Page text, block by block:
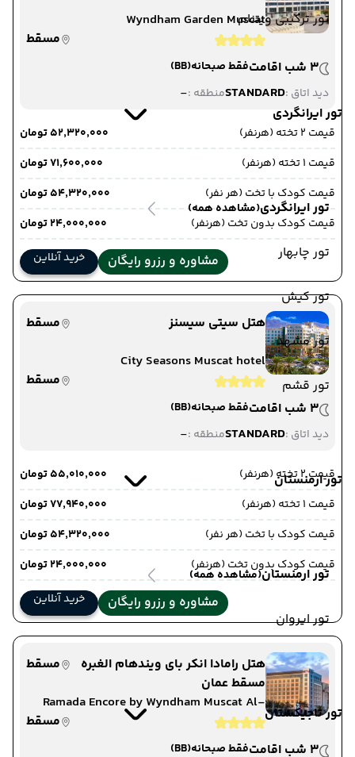
تور ترکیبی ویتنام
تور ایرانگردی
تور ایرانگردی(مشاهده همه)
تور چابهار
تور کیش
تور مشهد
تور قشم
تور ارمنستان
تور ارمنستان(مشاهده همه)
تور ایروان
تور تاجیکستان
Wyndham Garden Muscat
مسقط
3 شب اقامت
فقط صبحانه(BB)
دید اتاق :STANDARDمنطقه :-
قیمت 2 تخته (هرنفر)
۵۲٬۳۲۰٬۰۰۰ تومان
قیمت 1 تخته (هرنفر)
۷۱٬۶۰۰٬۰۰۰ تومان
قیمت کودک با تخت (هر نفر)
۵۴٬۳۲۰٬۰۰۰ تومان
قیمت کودک بدون تخت (هرنفر)
۲۴٬۰۰۰٬۰۰۰ تومان
مشاوره و رزرو رایگان خرید آنلاین
هتل سیتی سیسنز
مسقط
City Seasons Muscat hotel
مسقط
3 شب اقامت
فقط صبحانه(BB)
دید اتاق :STANDARDمنطقه :-
قیمت 2 تخته (هرنفر)
۵۵٬۰۱۰٬۰۰۰ تومان
قیمت 1 تخته (هرنفر)
۷۷٬۹۴۰٬۰۰۰ تومان
قیمت کودک با تخت (هر نفر)
۵۴٬۳۲۰٬۰۰۰ تومان
قیمت کودک بدون تخت (هرنفر)
۲۴٬۰۰۰٬۰۰۰ تومان
مشاوره و رزرو رایگان خرید آنلاین
هتل رامادا انکر بای ویندهام الغبره
مسقط عمان
مسقط
Ramada Encore by Wyndham Muscat Al-
Ghubra
مسقط
3 شب اقامت
فقط صبحانه(BB)